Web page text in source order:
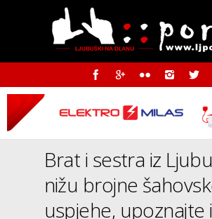
Brat i sestra iz
nižu brojne
uspjehe, upoznajte